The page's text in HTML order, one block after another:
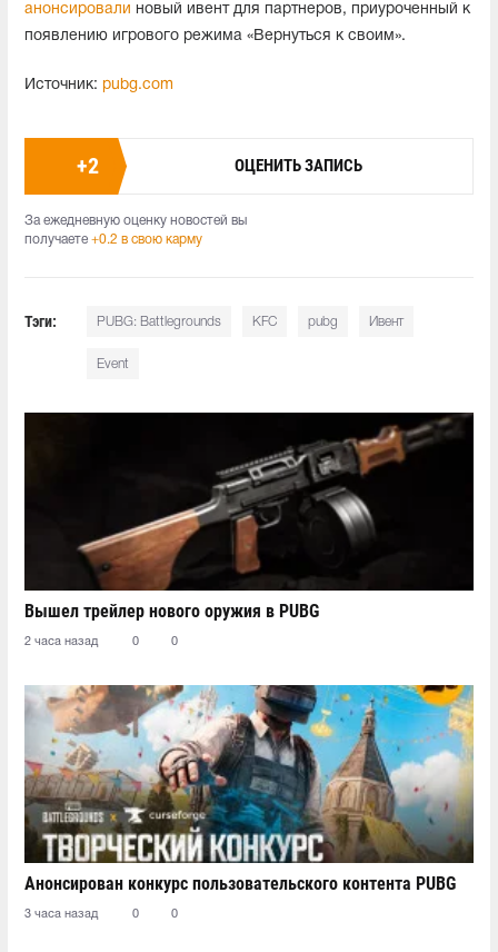
анонсировали новый ивент для партнеров, приуроченный к
появлению игрового режима «Вернуться к своим».
Источник: pubg.com
+2 ОЦЕНИТЬ ЗАПИСЬ
За ежедневную оценку новостей вы
получаете +0.2 в свою карму
Тэги: PUBG: Battlegrounds KFC pubg Ивент
Event
Вышел трейлер нового оружия в PUBG
2 часа назад 0 0
Анонсирован конкурс пользовательского контента PUBG
3 часа назад 0 0